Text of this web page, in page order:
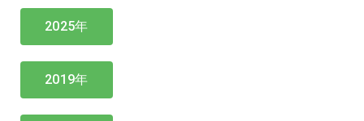
2025年
2019年